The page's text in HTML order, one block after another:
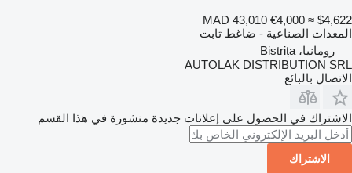
MAD 43,010 €4,000 ≈ $4,622
المعدات الصناعية - ضاغط ثابت
رومانيا، Bistrița
AUTOLAK DISTRIBUTION SRL
الاتصال بالبائع
الاشتراك في الحصول على إعلانات جديدة منشورة في هذا القسم
الاشتراك